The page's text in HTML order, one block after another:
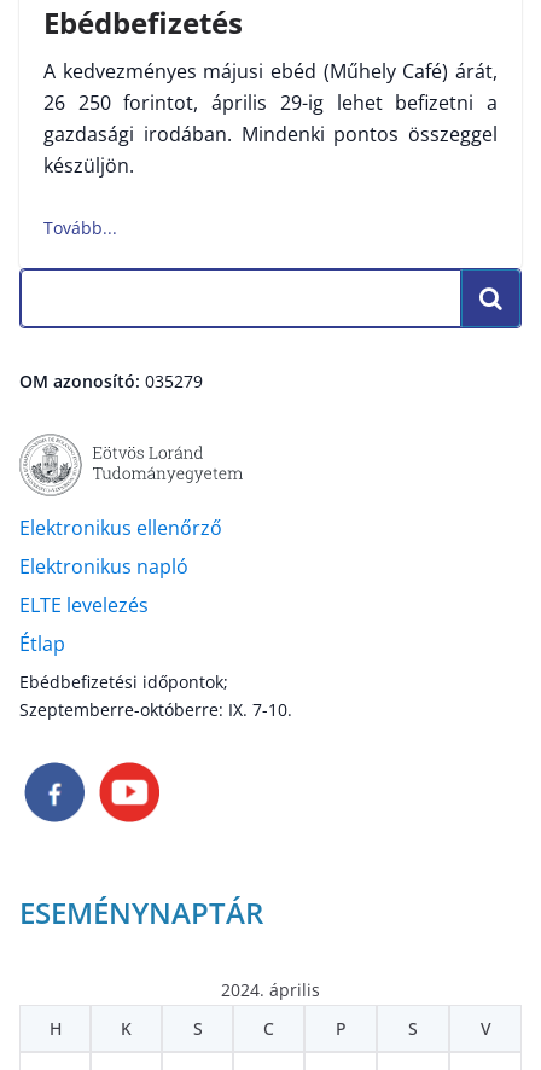
Ebédbefizetés
A kedvezményes májusi ebéd (Műhely Café) árát,
26 250 forintot, április 29-ig lehet befizetni a
gazdasági irodában. Mindenki pontos összeggel
készüljön.
OM azonosító: 035279
Elektronikus ellenőrző
Elektronikus napló
ELTE levelezés
Étlap
Ebédbefizetési időpontok;
Szeptemberre-októberre: IX. 7-10.
ESEMÉNYNAPTÁR
2024. április
H
K S C P S V